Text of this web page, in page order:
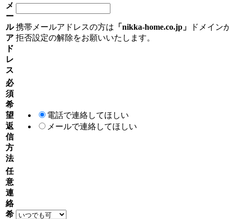
メ
ー
ル
ア
ド
レ
ス
携帯メールアドレスの方は 「nikka-home.co.jp」
ドメイン
拒否設定の解除をお願いいたします。
必
須
希
望
返
信
方
法
電話で連絡してほしい
メールで連絡してほしい
任
意
連
絡
希